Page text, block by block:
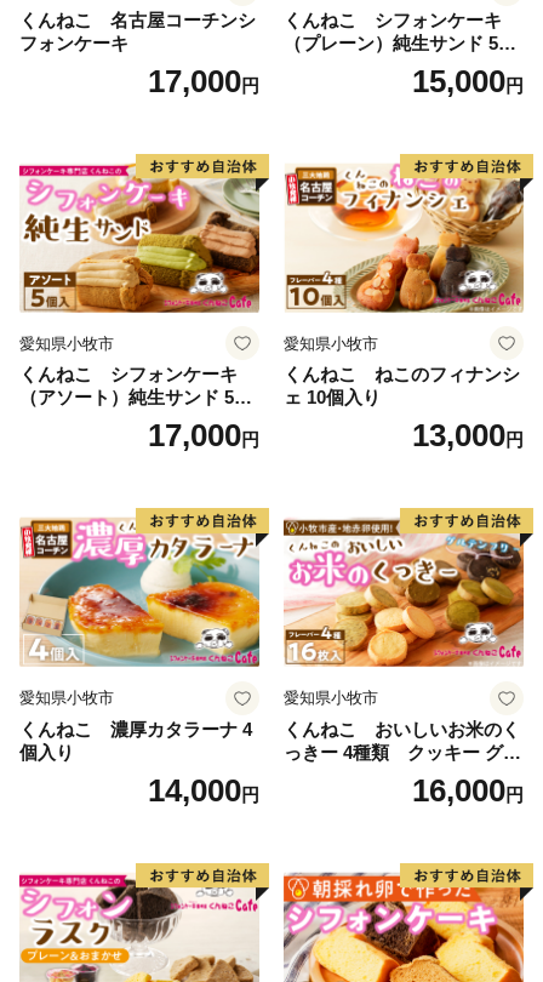
くんねこ 名古屋コーチンシ
フォンケーキ
17,000円
くんねこ シフォンケーキ
（プレーン）純生サンド 5個
15,000円
愛知県小牧市
くんねこ シフォンケーキ
（アソート）純生サンド 5個
17,000円
愛知県小牧市
くんねこ ねこのフィナンシ
ェ 10個入り
13,000円
愛知県小牧市
くんねこ 濃厚カタラーナ 4
個入り
14,000円
愛知県小牧市
くんねこ おいしいお米のく
っきー 4種類 クッキー グル
16,000円